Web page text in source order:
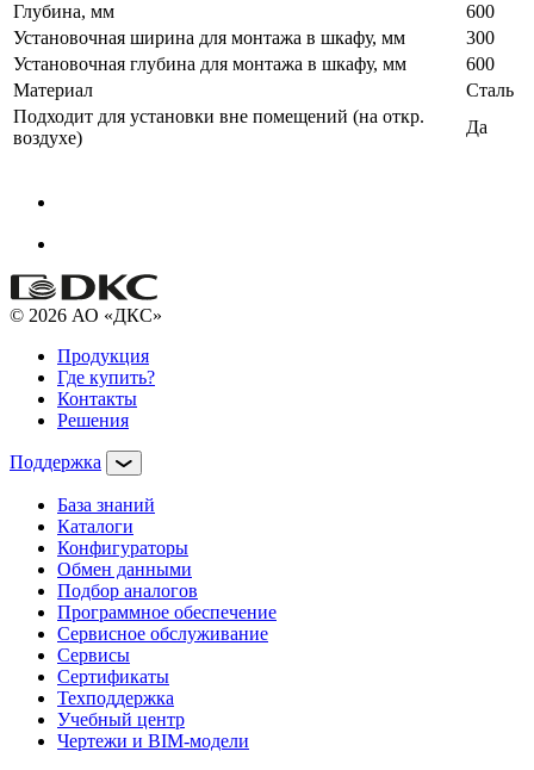
Глубина, мм
600
Установочная ширина для монтажа в шкафу, мм
300
Установочная глубина для монтажа в шкафу, мм
600
Материал
Сталь
Подходит для установки вне помещений (на откр.
воздухе)
Да
© 2026 АО «ДКС»
Продукция
Где купить?
Контакты
Решения
Поддержка
База знаний
Каталоги
Конфигураторы
Обмен данными
Подбор аналогов
Программное обеспечение
Сервисное обслуживание
Сервисы
Сертификаты
Техподдержка
Учебный центр
Чертежи и BIM-модели